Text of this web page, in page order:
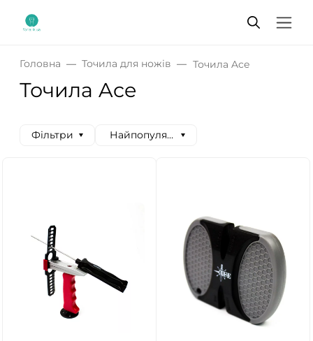
Головна Точила для ножів Точила Ace
Точила Ace
Фільтри Найпопулярніші спочатку